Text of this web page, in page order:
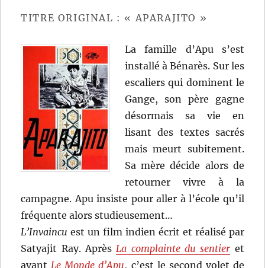
Ray
TITRE ORIGINAL : « APARAJITO »
La famille d’Apu s’est
installé à Bénarès. Sur les
escaliers qui dominent le
Gange, son père gagne
désormais sa vie en
lisant des textes sacrés
mais meurt subitement.
Sa mère décide alors de
retourner vivre à la
campagne. Apu insiste pour aller à l’école qu’il
fréquente alors studieusement…
L’Invaincu est un film indien écrit et réalisé par
Satyajit Ray. Après La complainte du sentier et
avant Le Monde d’Apu, c’est le second volet de